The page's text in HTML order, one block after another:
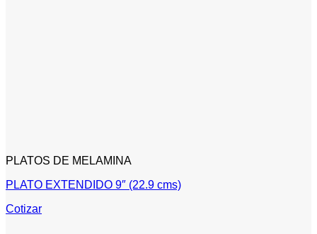
PLATOS DE MELAMINA
PLATO EXTENDIDO 9″ (22.9 cms)
Cotizar